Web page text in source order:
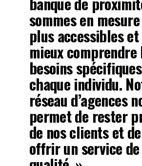
sommes en
plus accessibles
mieux comprendre
besoins
chaque individu.
réseau d’agences
permet de rester
de nos clients et
offrir un service de